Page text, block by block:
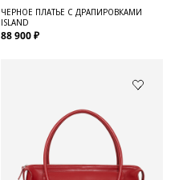
ЧЕРНОЕ ПЛАТЬЕ С ДРАПИРОВКАМИ
ISLAND
88 900 ₽